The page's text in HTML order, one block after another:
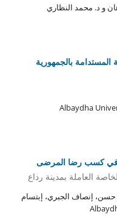
و د. محمد النظاري
المستدامة بالجمهورية
في كسب رضا المرضى
العاملة بمدينة رداع
حسن، إنصاف الجبري، إبتسام